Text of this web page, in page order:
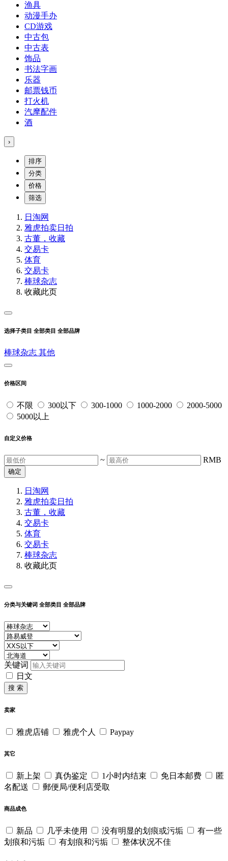
渔具
动漫手办
CD游戏
中古包
中古表
饰品
书法字画
乐器
邮票钱币
打火机
汽摩配件
酒
›
排序
分类
价格
筛选
日淘网
雅虎拍卖日拍
古董，收藏
交易卡
体育
交易卡
棒球杂志
收藏此页
选择子类目 全部类目 全部品牌
棒球杂志 其他
价格区间
不限 300以下 300-1000 1000-2000
2000-5000
5000以上
自定义价格
~ RMB
确定
日淘网
雅虎拍卖日拍
古董，收藏
交易卡
体育
交易卡
棒球杂志
收藏此页
分类与关键词 全部类目 全部品牌
关键词
日文
搜 索
卖家
雅虎店铺 雅虎个人 Paypay
其它
新上架 真伪鉴定 1小时内结束 免日本邮费
匿
名配送
郵便局/便利店受取
商品成色
新品 几乎未使用 没有明显的划痕或污垢
有一些
划痕和污垢
有划痕和污垢 整体状况不佳